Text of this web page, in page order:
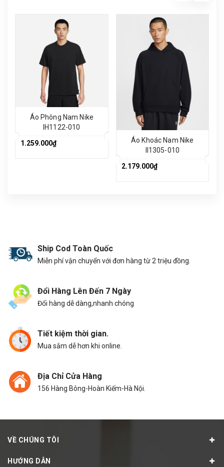
Áo Phông Nam Nike
IH1122-010
1.259.000₫
Áo Khoác Nam Nike
II1305-010
2.179.000₫
Ship Cod Toàn Quốc
Miễn phí vận chuyển với đơn hàng từ 2 triệu đồng.
Đổi Hàng Lên Đến 7 Ngày
Đổi hàng dễ dàng,nhanh chóng
Tiết kiệm thời gian.
Mua sắm dễ hơn khi online.
Địa Chỉ Cửa Hàng
156 Hàng Bông-Hoàn Kiếm-Hà Nội.
VỀ CHÚNG TÔI
HƯỚNG DẪN